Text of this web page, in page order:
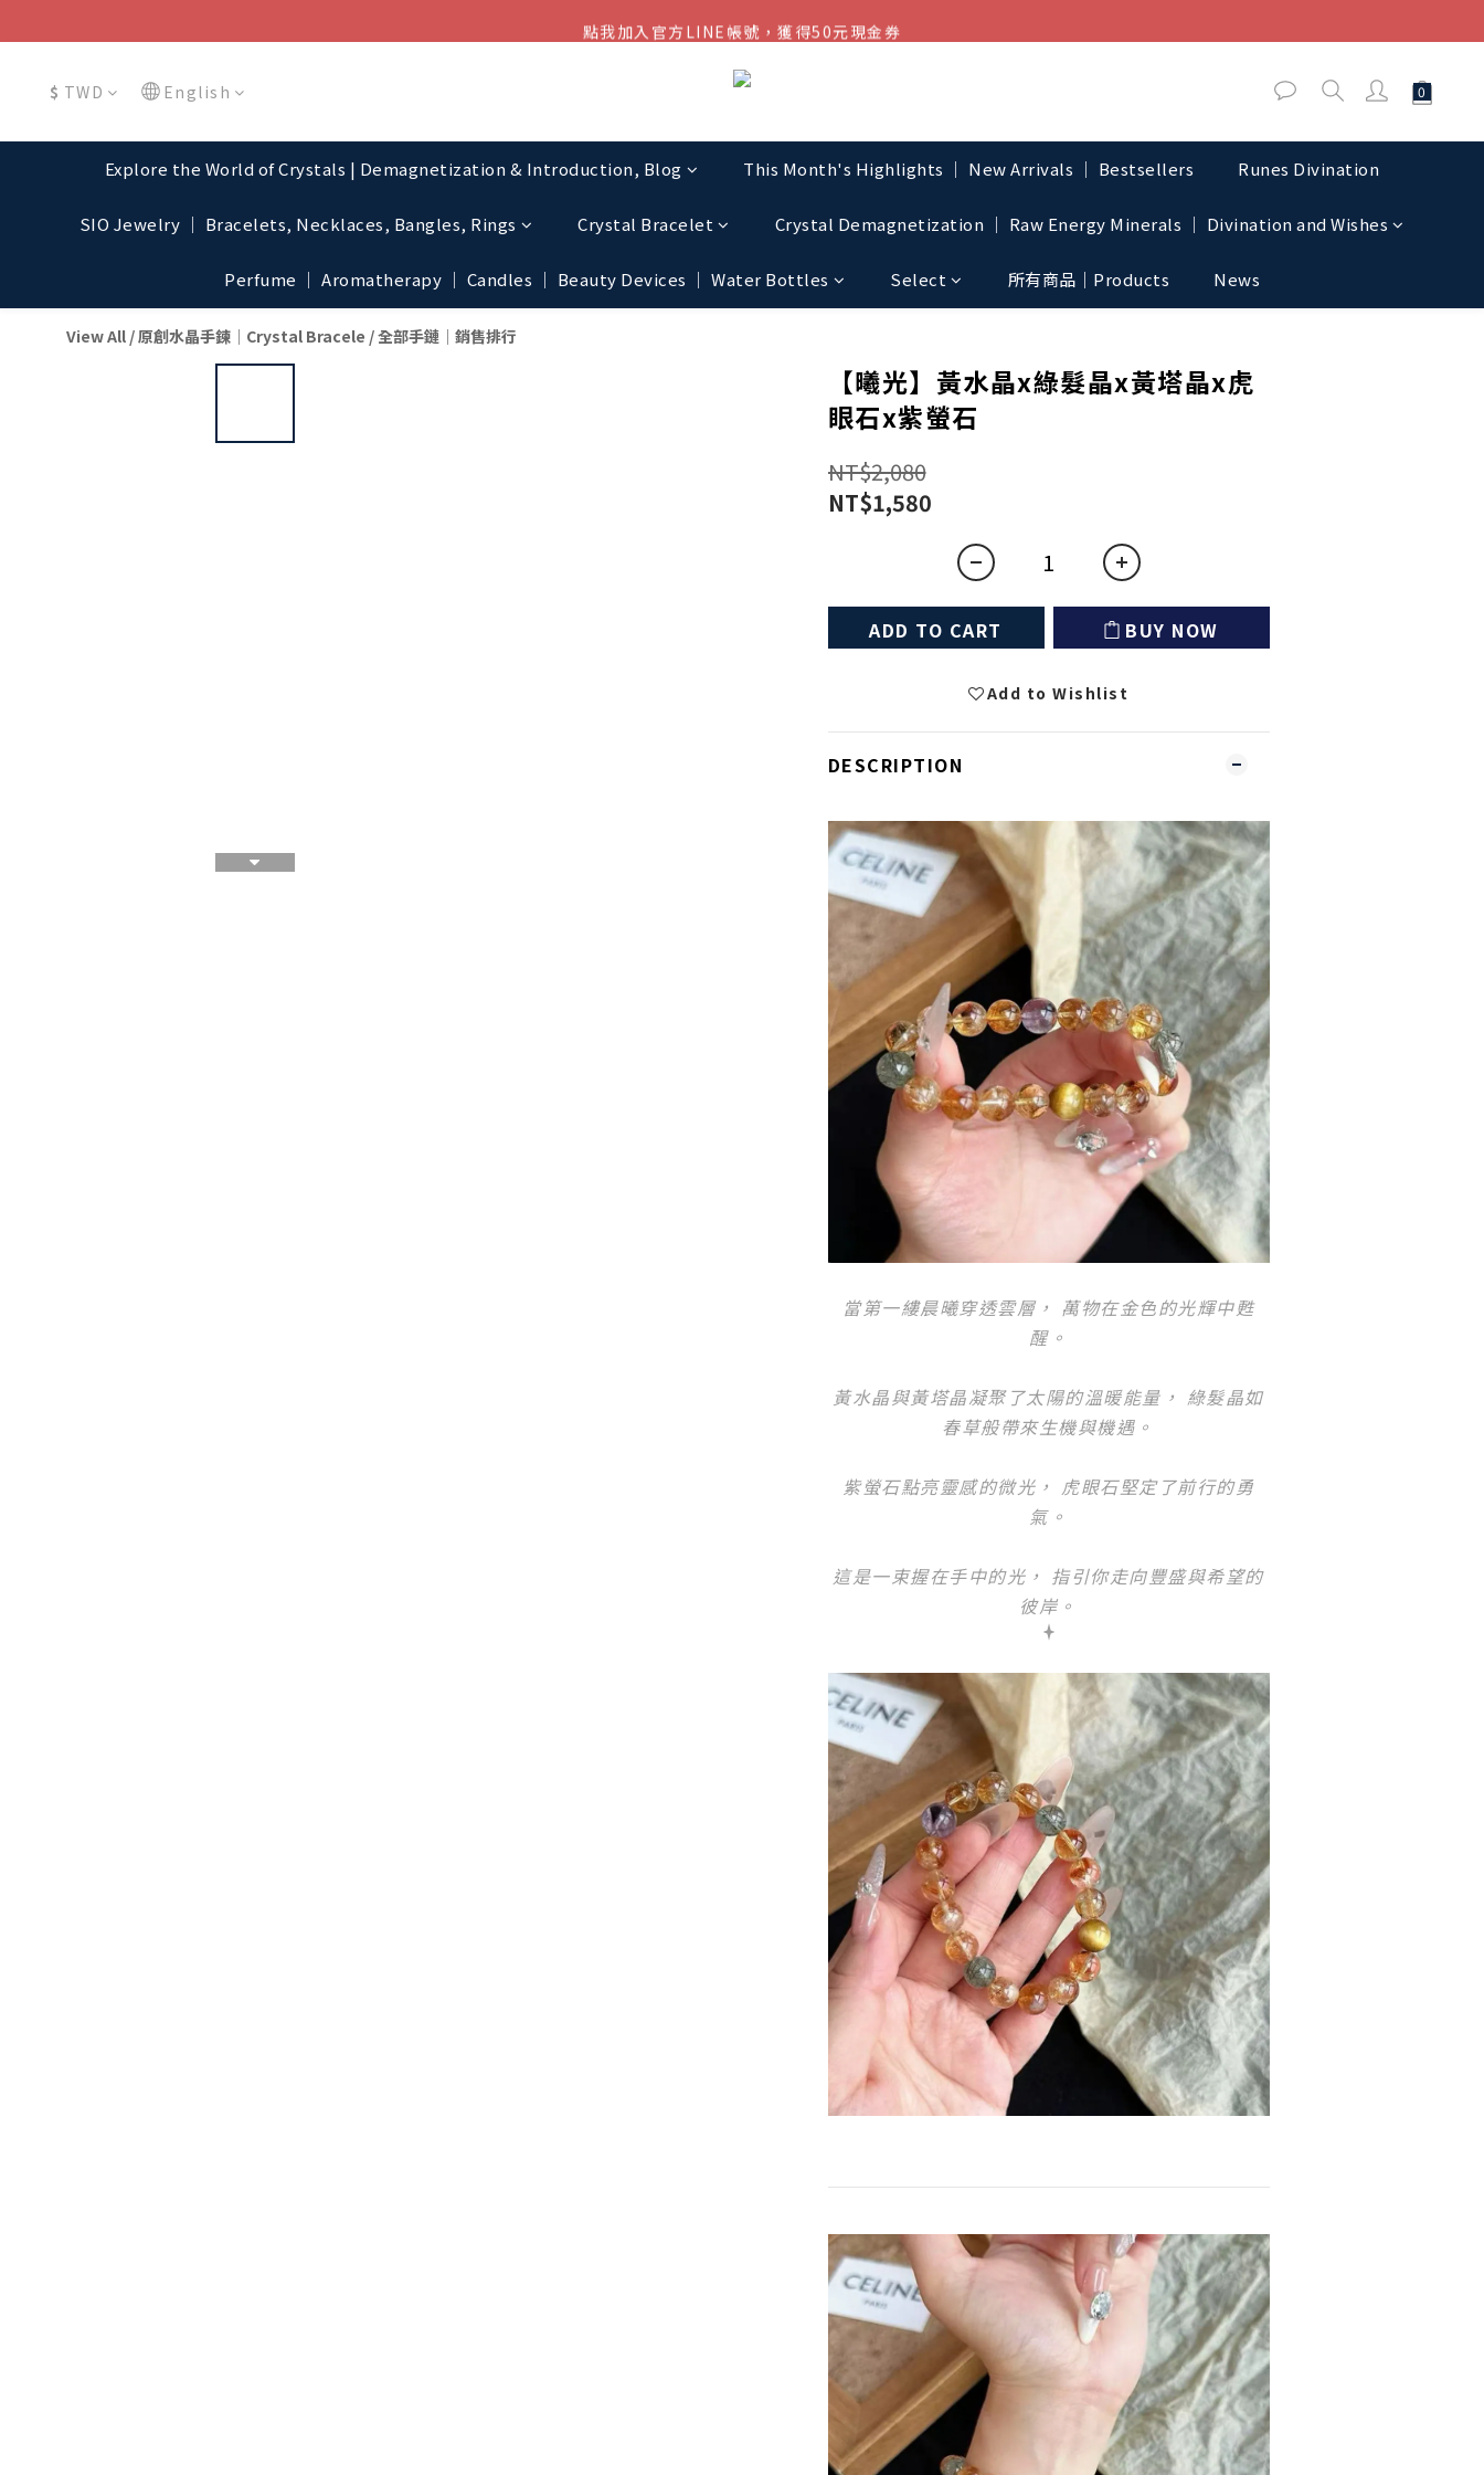
結帳金額滿$1080超取免運
點我加入官方LINE帳號，獲得50元現金券
$ TWD English
Explore the World of Crystals | Demagnetization & Introduction, Blog This Month's Highlights │ New Arrivals │ Bestsellers Runes Divination
SIO Jewelry │ Bracelets, Necklaces, Bangles, Rings Crystal Bracelet Crystal Demagnetization │ Raw Energy Minerals │ Divination and Wishes
Perfume │ Aromatherapy │ Candles │ Beauty Devices │ Water Bottles Select 所有商品｜Products News
View All /原創水晶手鍊│Crystal Bracele /全部手鏈│銷售排行
【曦光】黃水晶x綠髮晶x黃塔晶x虎
眼石x紫螢石
NT$2,080
NT$1,580
ADD TO CART BUY NOW
Add to Wishlist
DESCRIPTION
當第一縷晨曦穿透雲層， 萬物在金色的光輝中甦
醒。
黃水晶與黃塔晶凝聚了太陽的溫暖能量， 綠髮晶如
春草般帶來生機與機遇。
紫螢石點亮靈感的微光， 虎眼石堅定了前行的勇
氣。
這是一束握在手中的光， 指引你走向豐盛與希望的
彼岸。